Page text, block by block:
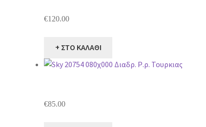
€120.00
+ ΣΤΟ ΚΑΛΑΘΙ
€85.00